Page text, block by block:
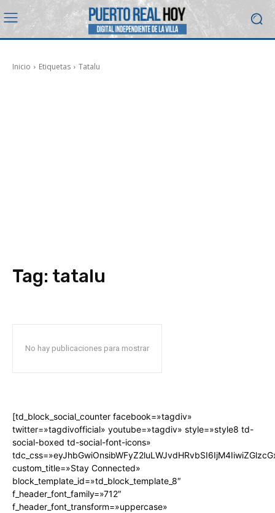
Inicio Etiquetas Tatalu
Tag: tatalu
No hay publicaciones para mostrar
[td_block_social_counter facebook=»tagdiv»
twitter=»tagdivofficial» youtube=»tagdiv» style=»style8 td-
social-boxed td-social-font-icons»
custom_title=»Stay Connected»
block_template_id=»td_block_template_8″
f_header_font_family=»712″
f_header_font_transform=»uppercase»